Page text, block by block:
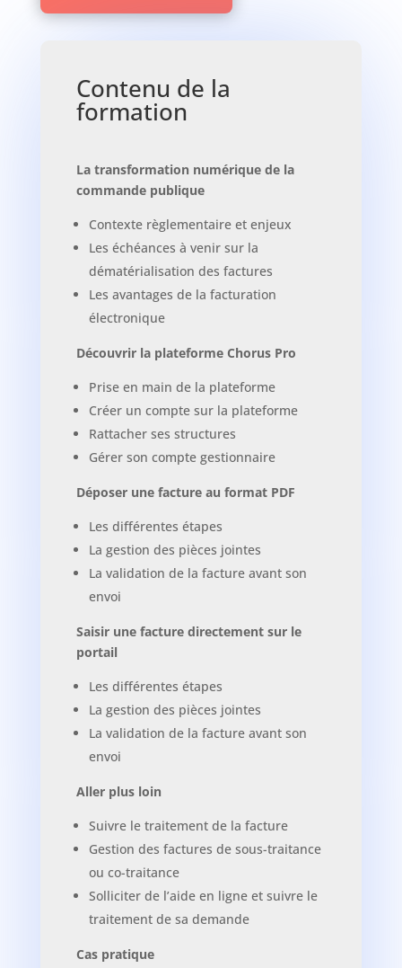
Contenu de la
formation
La transformation numérique de la
commande publique
Contexte règlementaire et enjeux
Les échéances à venir sur la
dématérialisation des factures
Les avantages de la facturation
électronique
Découvrir la plateforme Chorus Pro
Prise en main de la plateforme
Créer un compte sur la plateforme
Rattacher ses structures
Gérer son compte gestionnaire
Déposer une facture au format PDF
Les différentes étapes
La gestion des pièces jointes
La validation de la facture avant son
envoi
Saisir une facture directement sur le
portail
Les différentes étapes
La gestion des pièces jointes
La validation de la facture avant son
envoi
Aller plus loin
Suivre le traitement de la facture
Gestion des factures de sous-traitance
ou co-traitance
Solliciter de l’aide en ligne et suivre le
traitement de sa demande
Cas pratique